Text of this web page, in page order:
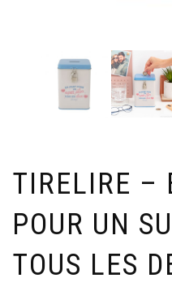
TIRELIRE –
POUR UN
TOUS LES